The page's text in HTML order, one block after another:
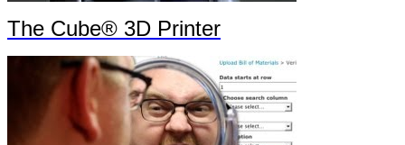
The Cube® 3D Printer